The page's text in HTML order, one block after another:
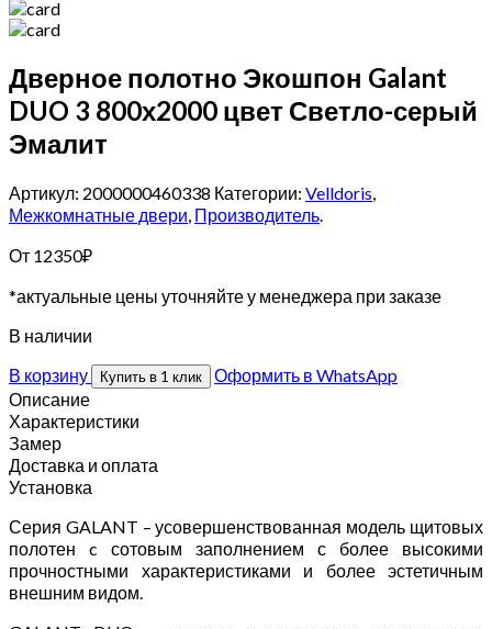
Дверное полотно Экошпон Galant
DUO 3 800х2000 цвет Светло-серый
Эмалит
Артикул: 2000000460338 Категории: Velldoris,
Межкомнатные двери, Производитель.
От 12350₽
*актуальные цены уточняйте у менеджера при заказе
В наличии
В корзину
Купить в 1 клик
Оформить в WhatsApp
Описание
Характеристики
Замер
Доставка и оплата
Установка
Серия GALANT – усовершенствованная модель щитовых
полотен c сотовым заполнением с более высокими
прочностными характеристиками и более эстетичным
внешним видом.